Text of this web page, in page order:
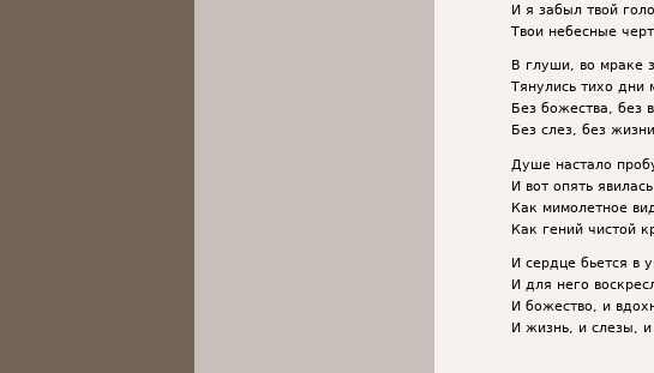
И я забыл твой
Твои небесные
В глуши, во мраке
Тянулись тихо дни
Без божества, без
Без слез, без
Душе настало
И вот опять явилась
Как мимолетное
Как гений чистой
И сердце бьется в
И для него
И божество, и
И жизнь, и слезы, и